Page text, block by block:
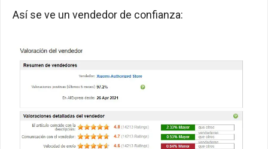
Así se ve un vendedor de confianza: